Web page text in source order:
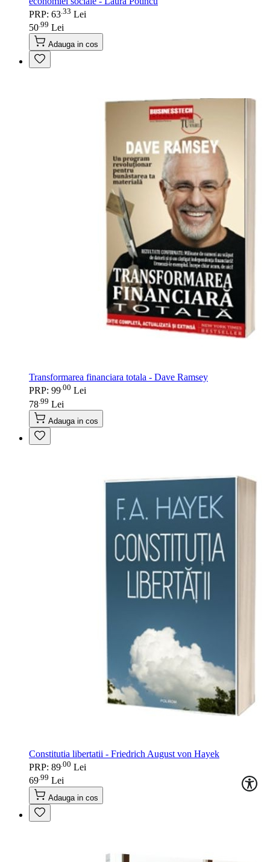
PRP: 63 33 Lei
50 99 Lei
Adauga in cos
Transformarea financiara totala - Dave Ramsey
PRP: 99 00 Lei
78 99 Lei
Adauga in cos
Constitutia libertatii - Friedrich August von Hayek
PRP: 89 00 Lei
69 99 Lei
Adauga in cos